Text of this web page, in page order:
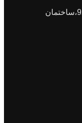
گیلان ، لاهیجان ، شیشه گران،بهشتی9،ساختمان